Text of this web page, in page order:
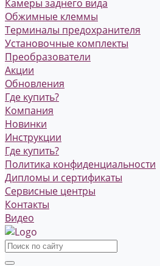
Камеры заднего вида
Обжимные клеммы
Терминалы предохранителя
Установочные комплекты
Преобразователи
Акции
Обновления
Где купить?
Компания
Новинки
Инструкции
Где купить?
Политика конфиденциальности
Дипломы и сертификаты
Сервисные центры
Контакты
Видео